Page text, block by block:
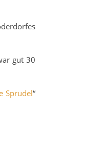
gut 30
Sprudel“